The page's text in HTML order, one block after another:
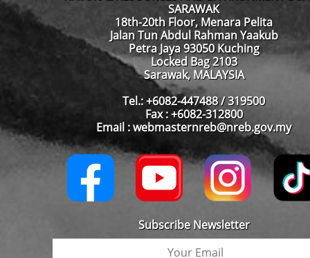
SARAWAK
18th-20th Floor, Menara Pelita
Jalan Tun Abdul Rahman Yaakub
Petra Jaya 93050 Kuching
Locked Bag 2103
Sarawak, MALAYSIA
Tel.: +6082-447488 / 319500
Fax : +6082-312800
Email : webmasternreb@nreb.gov.my
Subscribe Newsletter